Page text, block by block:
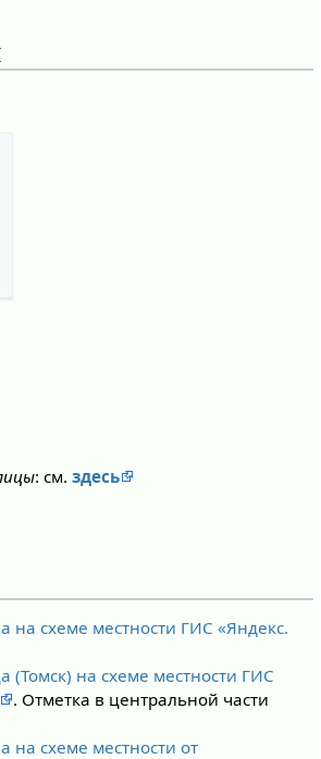
: см. здесь
на схеме местности ГИС «Яндекс.
(Томск) на схеме местности ГИС
. Отметка в центральной части
на схеме местности от